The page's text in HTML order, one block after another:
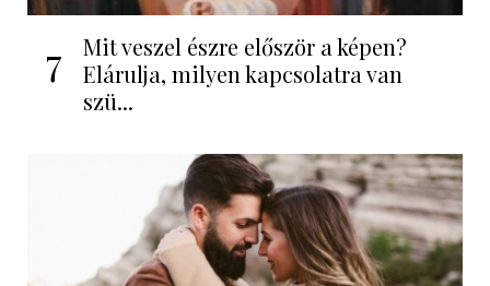
7
Mit veszel észre először a képen?
Elárulja, milyen kapcsolatra van
szü...